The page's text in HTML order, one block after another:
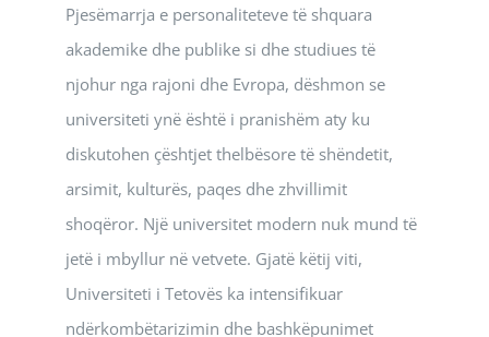
Pjesëmarrja e personaliteteve të shquara
akademike dhe publike si dhe studiues të
njohur nga rajoni dhe Evropa, dëshmon se
universiteti ynë është i pranishëm aty ku
diskutohen çështjet thelbësore të shëndetit,
arsimit, kulturës, paqes dhe zhvillimit
shoqëror. Një universitet modern nuk mund të
jetë i mbyllur në vetvete. Gjatë këtij viti,
Universiteti i Tetovës ka intensifikuar
ndërkombëtarizimin dhe bashkëpunimet